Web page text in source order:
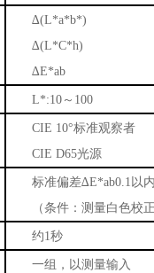
∆(L*a*b*)
∆(L*C*h)
∆E*ab
L*:10～100
CIE 10°标准观察者
CIE D65光源
标准偏差∆E*ab0.1以内
（条件：测量白色校正
约1秒
一组，以测量输入